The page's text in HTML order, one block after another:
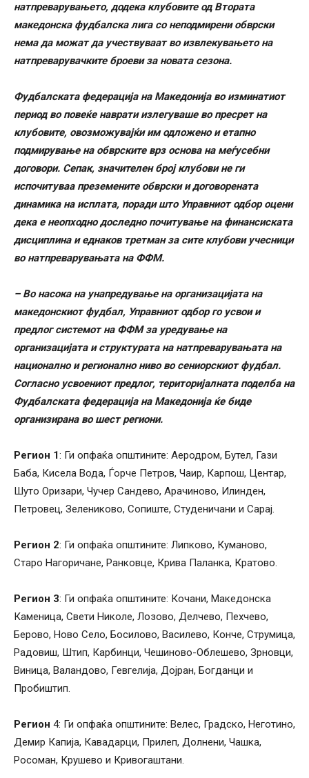
натпреварувањето, додека клубовите од Втората
македонска фудбалска лига со неподмирени обврски
нема да можат да учествуваат во извлекувањето на
натпреварувачките броеви за новата сезона.
Фудбалската федерација на Македонија во изминатиот
период во повеќе наврати излегуваше во пресрет на
клубовите, овозможувајќи им одложено и етапно
подмирување на обврските врз основа на меѓусебни
договори. Сепак, значителен број клубови не ги
испочитуваа преземените обврски и договорената
динамика на исплата, поради што Управниот одбор оцени
дека е неопходно доследно почитување на финансиската
дисциплина и еднаков третман за сите клубови учесници
во натпреварувањата на ФФМ.
– Во насока на унапредување на организацијата на
македонскиот фудбал, Управниот одбор го усвои и
предлог системот на ФФМ за уредување на
организацијата и структурата на натпреварувањата на
национално и регионално ниво во сениорскиот фудбал.
Согласно усвоениот предлог, територијалната поделба на
Фудбалската федерација на Македонија ќе биде
организирана во шест региони.
Регион 1: Ги опфаќа општините: Аеродром, Бутел, Гази
Баба, Кисела Вода, Ѓорче Петров, Чаир, Карпош, Центар,
Шуто Оризари, Чучер Сандево, Арачиново, Илинден,
Петровец, Зелениково, Сопиште, Студеничани и Сарај.
Регион 2: Ги опфаќа општините: Липково, Куманово,
Старо Нагоричане, Ранковце, Крива Паланка, Кратово.
Регион 3: Ги опфаќа општините: Кочани, Македонска
Каменица, Свети Николе, Лозово, Делчево, Пехчево,
Берово, Ново Село, Босилово, Василево, Конче, Струмица,
Радовиш, Штип, Карбинци, Чешиново-Облешево, Зрновци,
Виница, Валандово, Гевгелија, Дојран, Богданци и
Пробиштип.
Регион 4: Ги опфаќа општините: Велес, Градско, Неготино,
Демир Капија, Кавадарци, Прилеп, Долнени, Чашка,
Росоман, Крушево и Кривогаштани.